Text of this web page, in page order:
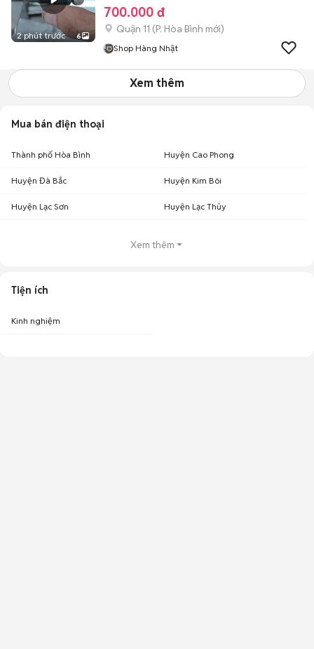
2 phút trước 6
700.000 đ
Quận 11 (P. Hòa Bình mới)
Shop Hàng Nhật
Xem thêm
Mua bán điện thoại
Thành phố Hòa Bình Huyện Cao Phong
Huyện Đà Bắc Huyện Kim Bôi
Huyện Lạc Sơn Huyện Lạc Thủy
Xem thêm
Tiện ích
Kinh nghiệm